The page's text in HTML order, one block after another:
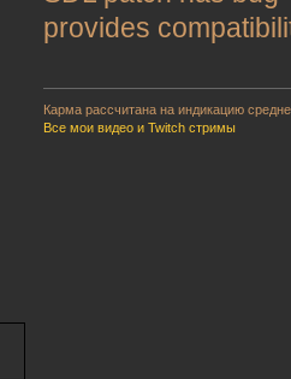
provides
Карма рассчитана на индикацию
Все мои видео и Twitch стримы